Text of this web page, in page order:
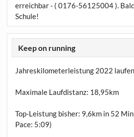
erreichbar - ( 0176-56125004 ).
Schule!
Keep on running
Jahreskilometerleistung 2022
Maximale Laufdistanz: 18,95km
Top-Leistung bisher: 9,6km in 52
Pace: 5:09)